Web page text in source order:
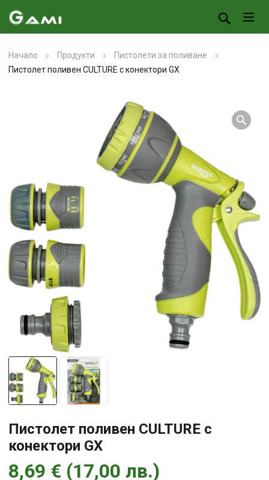
Начало Продукти
Пистолети за поливане
Пистолет поливен CULTURE с конектори GX
Пистолет поливен CULTURE с
конектори GX
8,69 € (17,00 лв.)